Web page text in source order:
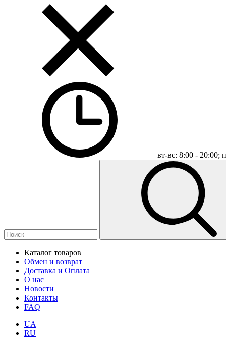
вт-вс: 8:00 - 20:00;
Каталог товаров
Обмен и возврат
Доставка и Оплата
О нас
Новости
Контакты
FAQ
UA
RU